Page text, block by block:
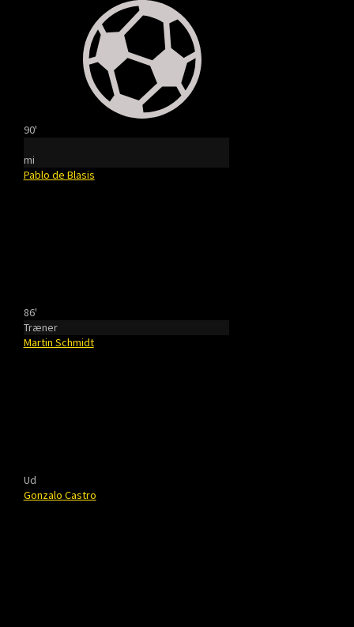
90'
mi
Pablo de Blasis
86'
Træner
Martin Schmidt
Ud
Gonzalo Castro